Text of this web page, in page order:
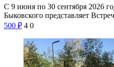
С 9 июня по 30 сентября 2026
Быковского представляет
500 ₽ 4 0